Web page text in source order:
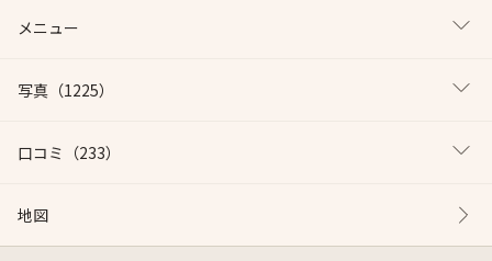
メニュー
写真 （1225）
口コミ （233）
地図